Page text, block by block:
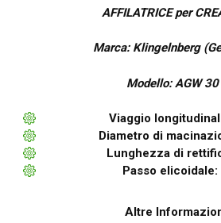
AFFILATRICE per
Marca: Klingelnberg
Modello: AGW
Viaggio
Diametro di
Lunghezza di
Passo elicoidale:
Altre